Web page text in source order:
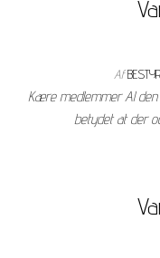
Af
Kære medlemmer Al den
betydet at der